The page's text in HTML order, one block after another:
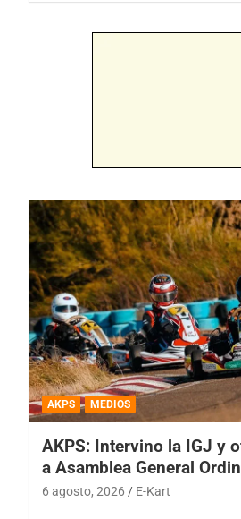
AKPS MEDIOS
AKPS: Intervino la IGJ y
a Asamblea General
6 agosto, 2026 E-Kart